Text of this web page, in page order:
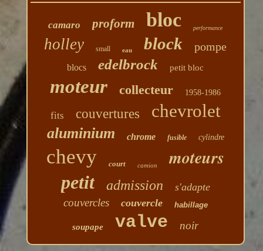
camaro proform bloc performance
holley small eau block pompe
blocs edelbrock petit bloc
moteur collecteur 1958-1986
fits couvertures chevrolet
aluminium chrome fusible cylindre
chevy court camion moteurs
petit admission s'adapte
couvercles couvercle habillage
soupape valve noir